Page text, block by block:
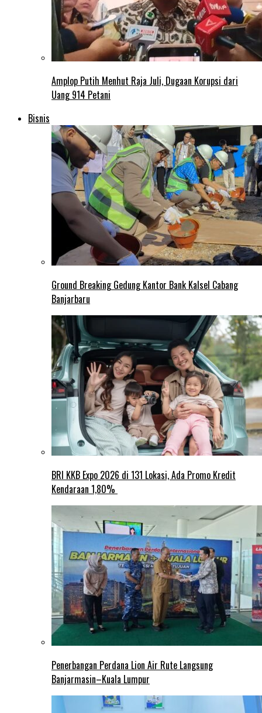
Amplop Putih Menhut Raja Juli, Dugaan Korupsi dari
Uang 914 Petani
Bisnis
Ground Breaking Gedung Kantor Bank Kalsel Cabang
Banjarbaru
BRI KKB Expo 2026 di 131 Lokasi, Ada Promo Kredit
Kendaraan 1,80%
Penerbangan Perdana Lion Air Rute Langsung
Banjarmasin–Kuala Lumpur